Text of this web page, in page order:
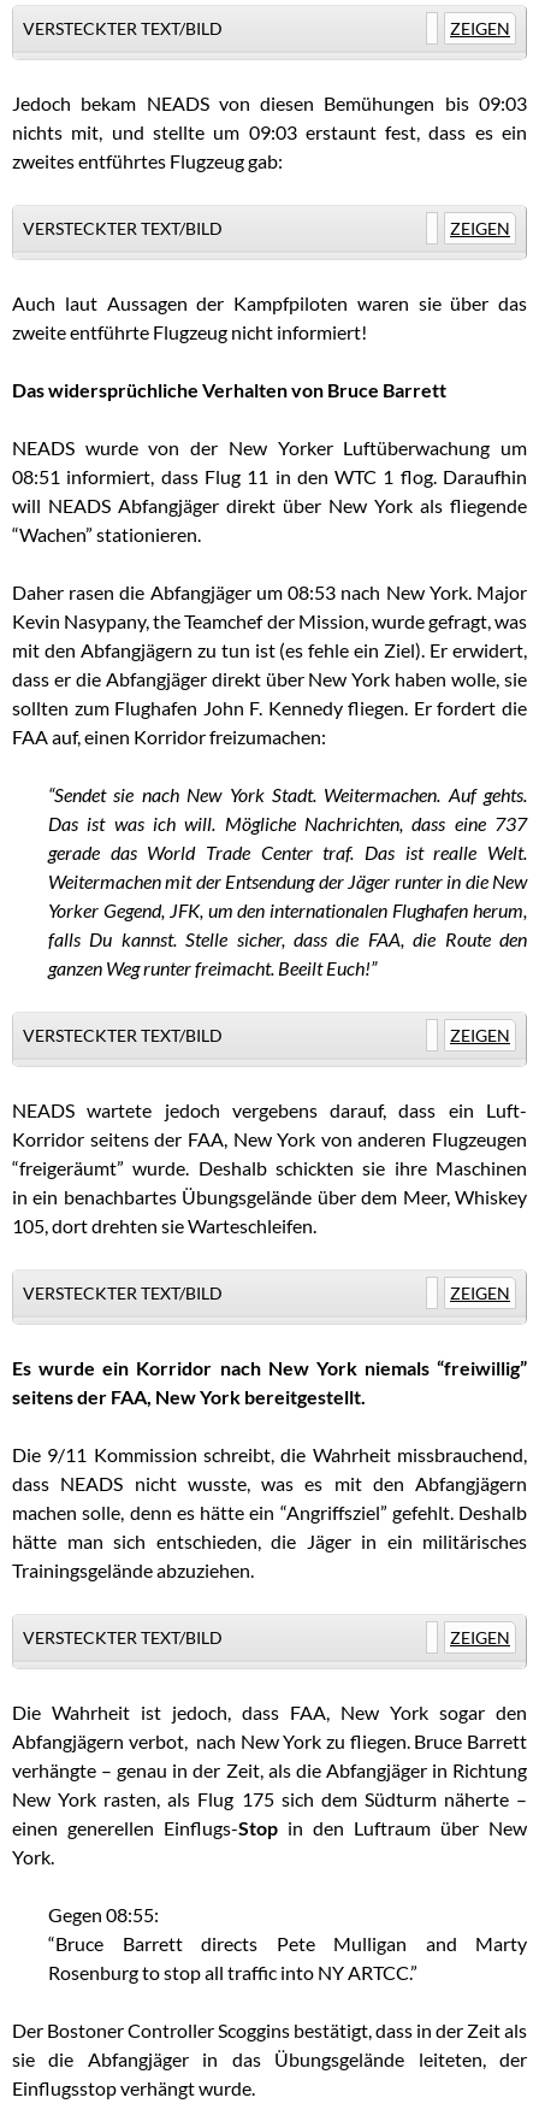
VERSTECKTER TEXT/BILD ZEIGEN
Jedoch bekam NEADS von diesen Bemühungen bis 09:03
nichts mit, und stellte um 09:03 erstaunt fest, dass es ein
zweites entführtes Flugzeug gab:
VERSTECKTER TEXT/BILD ZEIGEN
Auch laut Aussagen der Kampfpiloten waren sie über das
zweite entführte Flugzeug nicht informiert!
Das widersprüchliche Verhalten von Bruce Barrett
NEADS wurde von der New Yorker Luftüberwachung um
08:51 informiert, dass Flug 11 in den WTC 1 flog. Daraufhin
will NEADS Abfangjäger direkt über New York als fliegende
“Wachen” stationieren.
Daher rasen die Abfangjäger um 08:53 nach New York. Major
Kevin Nasypany, the Teamchef der Mission, wurde gefragt, was
mit den Abfangjägern zu tun ist (es fehle ein Ziel). Er erwidert,
dass er die Abfangjäger direkt über New York haben wolle, sie
sollten zum Flughafen John F. Kennedy fliegen. Er fordert die
FAA auf, einen Korridor freizumachen:
“Sendet sie nach New York Stadt. Weitermachen. Auf gehts.
Das ist was ich will. Mögliche Nachrichten, dass eine 737
gerade das World Trade Center traf. Das ist realle Welt.
Weitermachen mit der Entsendung der Jäger runter in die New
Yorker Gegend, JFK, um den internationalen Flughafen herum,
falls Du kannst. Stelle sicher, dass die FAA, die Route den
ganzen Weg runter freimacht. Beeilt Euch!”
VERSTECKTER TEXT/BILD ZEIGEN
NEADS wartete jedoch vergebens darauf, dass ein Luft-
Korridor seitens der FAA, New York von anderen Flugzeugen
“freigeräumt” wurde. Deshalb schickten sie ihre Maschinen
in ein benachbartes Übungsgelände über dem Meer, Whiskey
105, dort drehten sie Warteschleifen.
VERSTECKTER TEXT/BILD ZEIGEN
Es wurde ein Korridor nach New York niemals “freiwillig”
seitens der FAA, New York bereitgestellt.
Die 9/11 Kommission schreibt, die Wahrheit missbrauchend,
dass NEADS nicht wusste, was es mit den Abfangjägern
machen solle, denn es hätte ein “Angriffsziel” gefehlt. Deshalb
hätte man sich entschieden, die Jäger in ein militärisches
Trainingsgelände abzuziehen.
VERSTECKTER TEXT/BILD ZEIGEN
Die Wahrheit ist jedoch, dass FAA, New York sogar den
Abfangjägern verbot, nach New York zu fliegen. Bruce Barrett
verhängte – genau in der Zeit, als die Abfangjäger in Richtung
New York rasten, als Flug 175 sich dem Südturm näherte –
einen generellen Einflugs-Stop in den Luftraum über New
York.
Gegen 08:55:
“Bruce Barrett directs Pete Mulligan and Marty
Rosenburg to stop all traffic into NY ARTCC.”
Der Bostoner Controller Scoggins bestätigt, dass in der Zeit als
sie die Abfangjäger in das Übungsgelände leiteten, der
Einflugsstop verhängt wurde.